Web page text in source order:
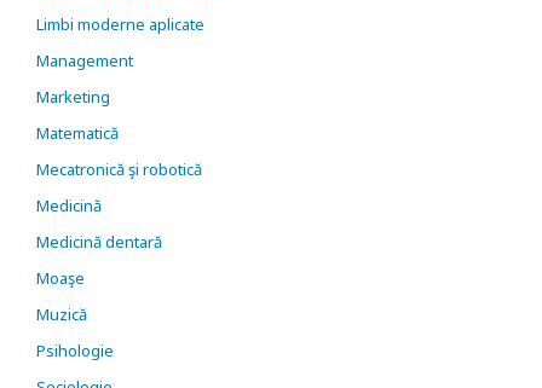
Limbi moderne aplicate
Management
Marketing
Matematică
Mecatronică şi robotică
Medicină
Medicină dentară
Moaşe
Muzică
Psihologie